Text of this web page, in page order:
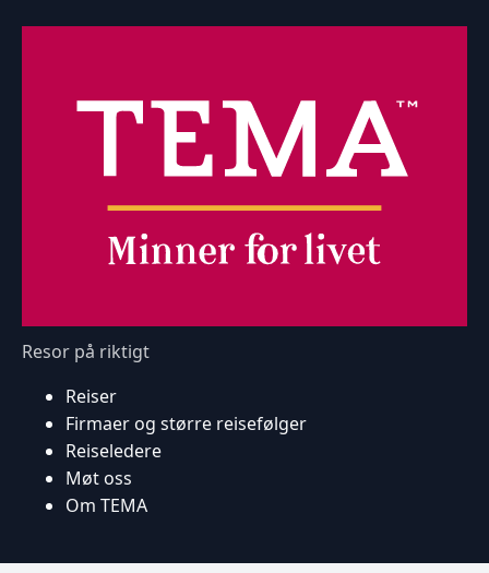
Resor på riktigt
Reiser
Firmaer og større reisefølger
Reiseledere
Møt oss
Om TEMA